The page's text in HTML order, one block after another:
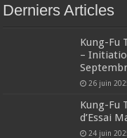
Derniers Articles
Kung-Fu
–
26 juin
Kung-Fu
d’Essai
24 juin